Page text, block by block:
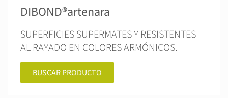
DIBOND®artenara
SUPERFICIES SUPERMATES Y RESISTENTES
AL RAYADO EN COLORES ARMÓNICOS.
BUSCAR PRODUCTO